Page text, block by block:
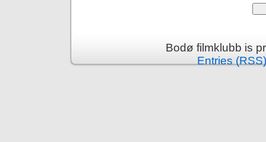
Bodø filmklubb is
Entries (RSS)